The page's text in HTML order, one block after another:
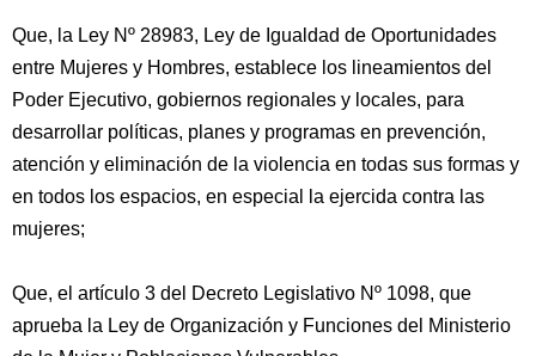
Que, la Ley Nº 28983, Ley de Igualdad de Oportunidades
entre Mujeres y Hombres, establece los lineamientos del
Poder Ejecutivo, gobiernos regionales y locales, para
desarrollar políticas, planes y programas en prevención,
atención y eliminación de la violencia en todas sus formas y
en todos los espacios, en especial la ejercida contra las
mujeres;
Que, el artículo 3 del Decreto Legislativo Nº 1098, que
aprueba la Ley de Organización y Funciones del Ministerio